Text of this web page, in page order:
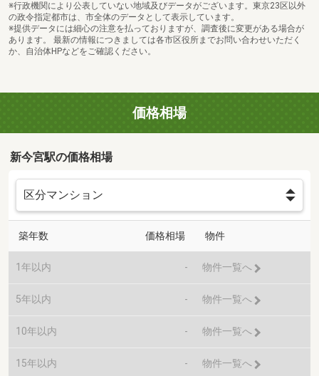
※行政機関により公表していない地域及びデータがございます。東京23区以外
の政令指定都市は、市全体のデータとして表示しています。
※提供データには細心の注意を払っておりますが、調査後に変更がある場合が
あります。 最新の情報につきましては各市区役所までお問い合わせいただく
か、自治体HPなどをご確認ください。
価格相場
新今宮駅の価格相場
築年数 価格相場 物件
1年以内 - 物件一覧へ
5年以内 - 物件一覧へ
10年以内 - 物件一覧へ
15年以内 - 物件一覧へ